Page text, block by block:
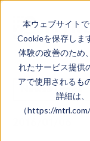
本ウェブサイト
Cookieを保存しま
体験の改善のため
れたサービス提供
アで使用されるも
詳細は
（https://
News&Topics